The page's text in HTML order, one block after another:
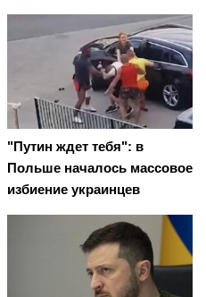
"Путин ждет тебя": в
Польше началось массовое
избиение украинцев